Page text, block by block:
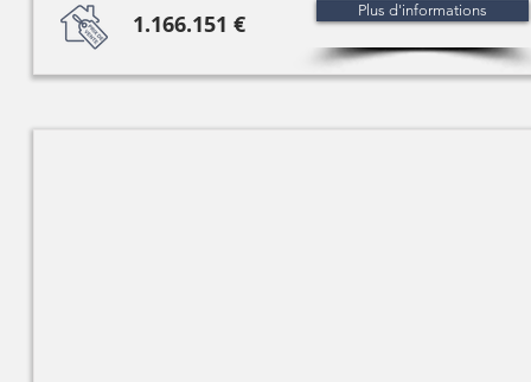
1.166.151 € Plus d'informations